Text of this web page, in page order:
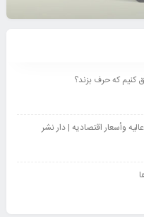
کنیم که حرف بزند؟
وأسعار اقتصادیه | دار نشر